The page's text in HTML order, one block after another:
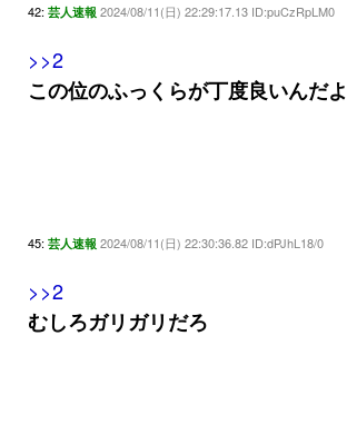
42: 芸人速報 2024/08/11(日) 22:29:17.13 ID:puCzRpLM0
>>2
この位のふっくらが丁度良いんだよ
45: 芸人速報 2024/08/11(日) 22:30:36.82 ID:dPJhL18/0
>>2
むしろガリガリだろ